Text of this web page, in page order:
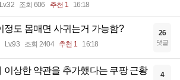
Lv.32 조회 606 추천 1 16:18
정도 몸매면 사귀는거 가능함?
Lv.93 조회 2404 추천 1 16:18
26
댓글
이상한 약관을 추가했다는 쿠팡 근황 4